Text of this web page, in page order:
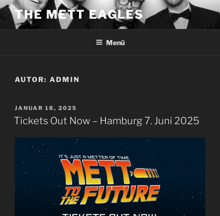
Zum
Inhalt
springen
THE METT EAGLES
Menü
AUTOR: ADMIN
VERÖFFENTLICHT
AM
JANUAR 18, 2025
Tickets Out Now – Hamburg 7. Juni 2025